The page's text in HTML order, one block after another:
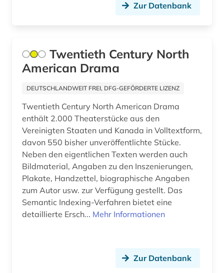
altersmedizin (1)
altersversorung (1)
altertumswissenschaft (13)
altertumswissenschaften (8)
altes buch (16)
altes testament (7)
altes testament griechisch (1)
altes testament lateinisch (1)
Zur Datenbank
Twentieth Century North
American Drama
DEUTSCHLANDWEIT FREI, DFG-GEFÖRDERTE LIZENZ
Twentieth Century North American Drama
enthält 2.000 Theaterstücke aus den
Vereinigten Staaten und Kanada in Volltextform,
davon 550 bisher unveröffentlichte Stücke.
Neben den eigentlichen Texten werden auch
Bildmaterial, Angaben zu den Inszenierungen,
Plakate, Handzettel, biographische Angaben
zum Autor usw. zur Verfügung gestellt. Das
Semantic Indexing-Verfahren bietet eine
detaillierte Ersch... Mehr Informationen
Zur Datenbank